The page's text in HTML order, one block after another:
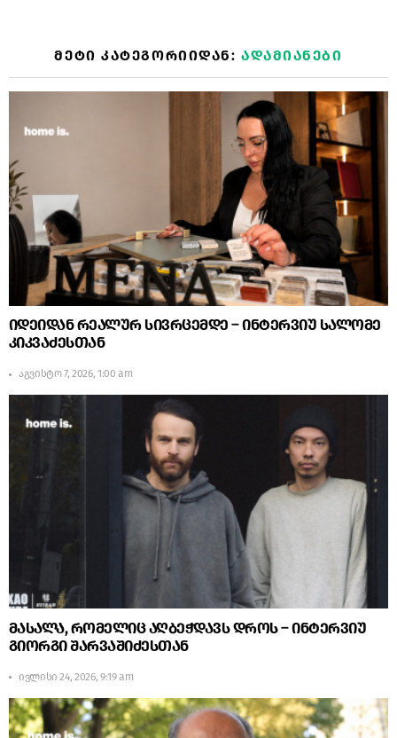
ᲛᲔᲢᲘ ᲙᲐᲢᲔᲒᲝᲠᲘᲘᲓᲐᲜ: ᲐᲓᲐᲛᲘᲐᲜᲔᲑᲘ
იდეიდან რეალურ სივრცემდე – ინტერვიუ სალომე
კიკვაძესთან
აგვისტო 7, 2026, 1:00 am
მასალა, რომელიც აღბეჭდავს დროს – ინტერვიუ
გიორგი შარვაშიძესთან
ივლისი 24, 2026, 9:19 am